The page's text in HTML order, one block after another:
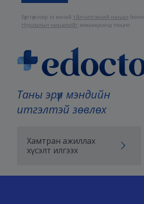
Таны эрүүл мэндийн
итгэлтэй зөвлөх
Хамтран ажиллах
хүсэлт илгээх
Бүртгүүлснээр та манайҮйлчилгээний нөхцөл болон
Нууцлалын нөхцөлийг зөвшөөрсөнд тооцно.